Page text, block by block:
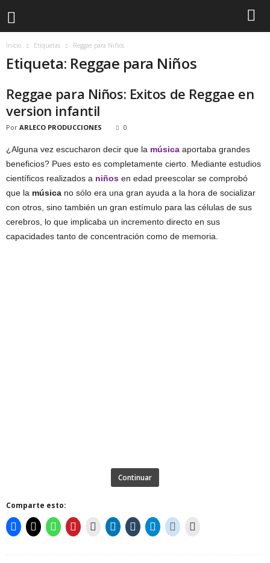
Inicio Etiquetas Reggae para Niños
Etiqueta: Reggae para Niños
Reggae para Niños: Exitos de Reggae en
version infantil
Por ARLECO PRODUCCIONES 0
¿Alguna vez escucharon decir que la música aportaba grandes
beneficios? Pues esto es completamente cierto. Mediante estudios
científicos realizados a niños en edad preescolar se comprobó
que la música no sólo era una gran ayuda a la hora de socializar
con otros, sino también un gran estímulo para las células de sus
cerebros, lo que implicaba un incremento directo en sus
capacidades tanto de concentración como de memoria.
Continuar
Comparte esto: